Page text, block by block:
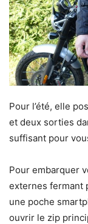
Pour l’été, elle
et deux sorties
suffisant pour
Pour embarquer
externes fermant
une poche
ouvrir le zip